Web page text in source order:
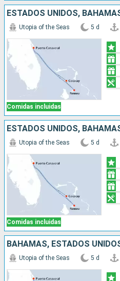
ESTADOS UNIDOS,
Comidas incluidas
Utopia of the Seas 5 d
ESTADOS UNIDOS,
Comidas incluidas
Utopia of the Seas 5 d
BAHAMAS, ESTADOS
Utopia of the Seas 5 d